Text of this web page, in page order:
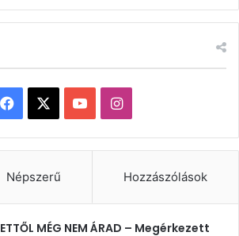
Facebook YouTubeInstagram
Népszerű Hozzászólások
ETTŐL MÉG NEM ÁRAD – Megérkezett